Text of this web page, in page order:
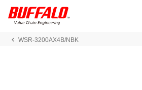
WSR-3200AX4B/NBK